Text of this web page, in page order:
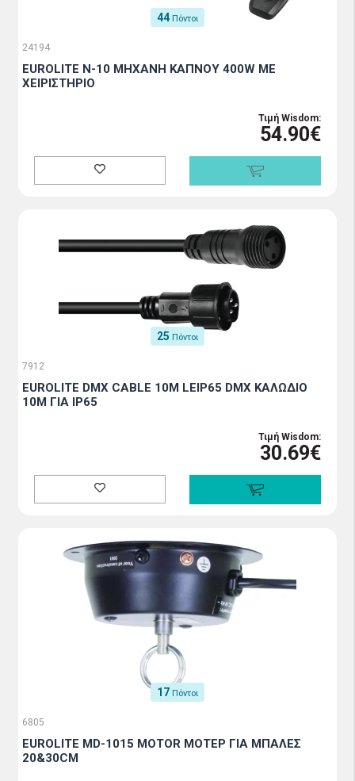
44 Πόντοι
24194
EUROLITE N-10 ΜΗΧΑΝΗ ΚΑΠΝΟΥ 400W ΜΕ
ΧΕΙΡΙΣΤΗΡΙΟ
Τιμή Wisdom:
54.90€
25 Πόντοι
7912
EUROLITE DMX CABLE 10M LEIP65 DMX ΚΑΛΩΔΙΟ
10Μ ΓΙΑ IP65
Τιμή Wisdom:
30.69€
17 Πόντοι
6805
EUROLITE MD-1015 MOTOR ΜΟΤΕΡ ΓΙΑ ΜΠΑΛΕΣ
20&30CM